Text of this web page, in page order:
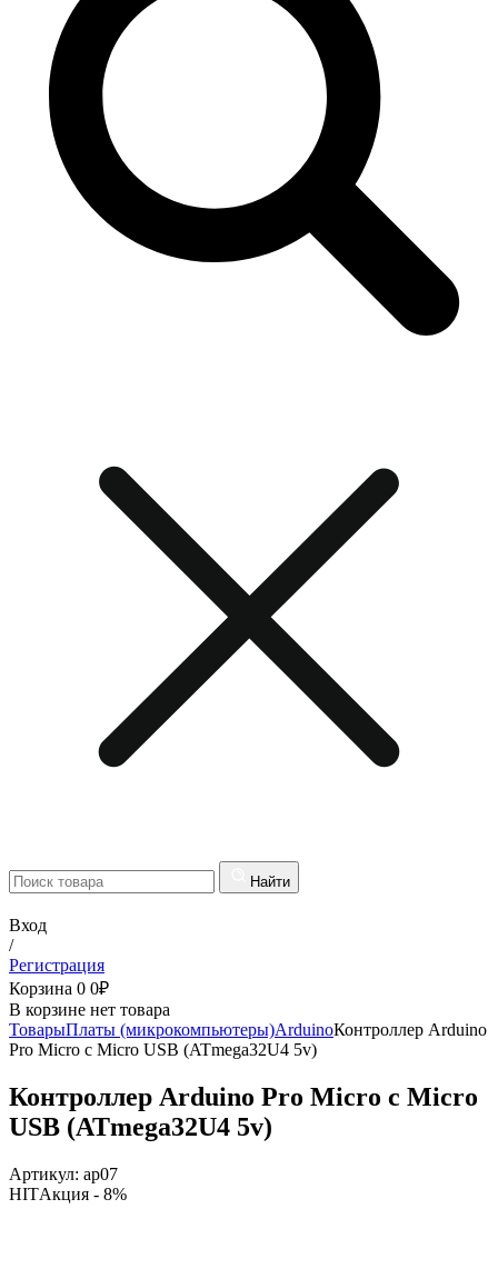
Найти
Вход
/
Регистрация
Корзина 0 0₽
В корзине нет товара
ТоварыПлаты (микрокомпьютеры)ArduinoКонтроллер Arduino
Pro Micro с Micro USB (ATmega32U4 5v)
Контроллер Arduino Pro Micro с Micro
USB (ATmega32U4 5v)
Артикул: ap07
HITАкция - 8%